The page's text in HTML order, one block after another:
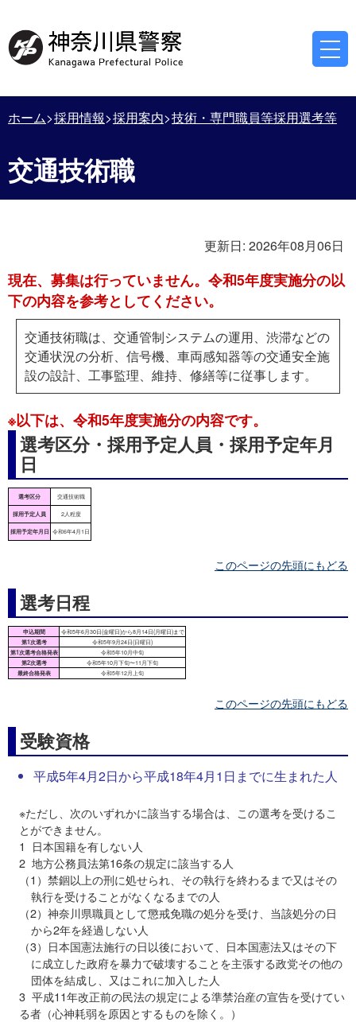
ホーム 採用情報 採用案内 技術・専門職員等採用選考等
交通技術職
更新日: 2026年08月06日
現在、募集は行っていません。令和5年度実施分の以
下の内容を参考としてください。
交通技術職は、交通管制システムの運用、渋滞などの
交通状況の分析、信号機、車両感知器等の交通安全施
設の設計、工事監理、維持、修繕等に従事します。
※以下は、令和5年度実施分の内容です。
選考区分・採用予定人員・採用予定年月
日
このページの先頭にもどる
選考日程
このページの先頭にもどる
受験資格
平成5年4月2日から平成18年4月1日までに生まれた人
※ただし、次のいずれかに該当する場合は、この選考を受けるこ
とができません。
1 日本国籍を有しない人
2 地方公務員法第16条の規定に該当する人
（1）禁錮以上の刑に処せられ、その執行を終わるまで又はその
執行を受けることがなくなるまでの人
（2）神奈川県職員として懲戒免職の処分を受け、当該処分の日
から2年を経過しない人
（3）日本国憲法施行の日以後において、日本国憲法又はその下
に成立した政府を暴力で破壊することを主張する政党その他の
団体を結成し、又はこれに加入した人
3 平成11年改正前の民法の規定による準禁治産の宣告を受けてい
る者（心神耗弱を原因とするものを除く。）